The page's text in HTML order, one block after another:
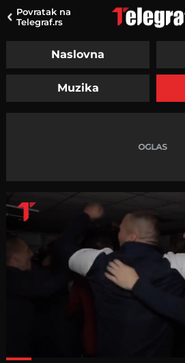
Povratak na
Telegraf.rs
Naslovna
Muzika